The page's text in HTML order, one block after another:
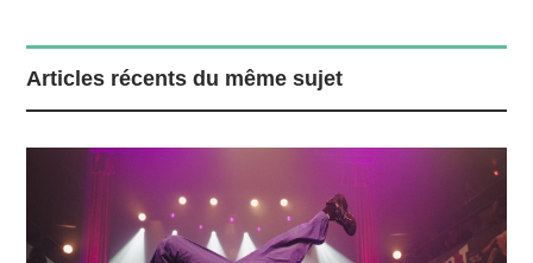
Articles récents du même sujet